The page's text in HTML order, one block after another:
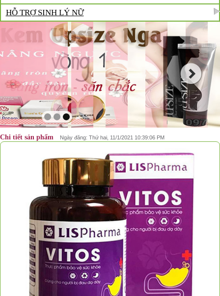
HỖ TRỢ SINH LÝ NỮ
Chi tiết sản phẩm Ngày đăng: Thứ hai, 11/1/2021 10:39:06 PM
❅ ❅